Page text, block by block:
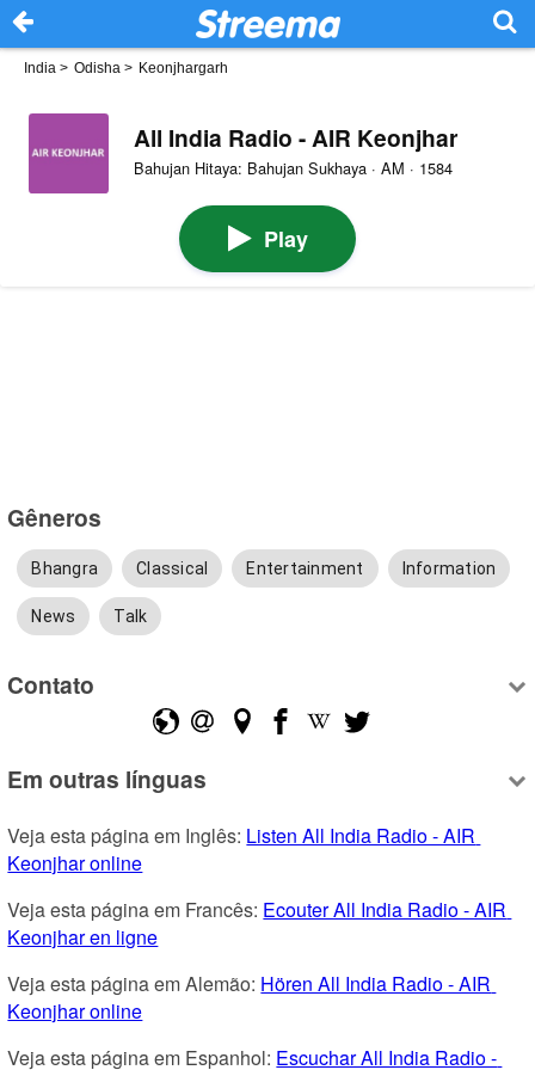
India > Odisha > Keonjhargarh
All India Radio - AIR Keonjhar
Bahujan Hitaya: Bahujan Sukhaya · AM · 1584
Play
Gêneros
Bhangra Classical Entertainment Information
News Talk
Contato
Em outras línguas
Veja esta página em Inglês: Listen All India Radio - AIR
Keonjhar online
Veja esta página em Francês: Ecouter All India Radio - AIR
Keonjhar en ligne
Veja esta página em Alemão: Hören All India Radio - AIR
Keonjhar online
Veja esta página em Espanhol: Escuchar All India Radio -